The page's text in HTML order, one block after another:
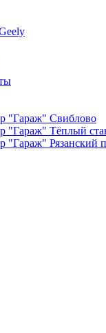
"Гараж" Свиблово
"Гараж" Тёплый
"Гараж" Рязанский